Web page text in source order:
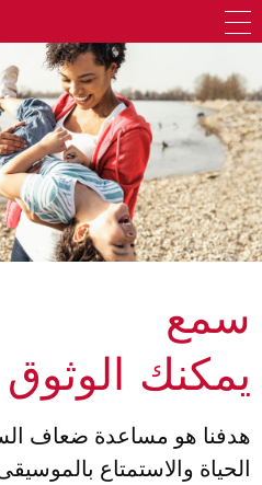
سمع
يمكنك الوثوق
هدفنا هو مساعدة ضعاف
الحياة والاستمتاع